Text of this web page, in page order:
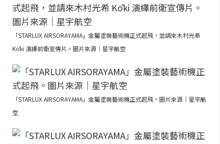
「STARLUX AIRSORAYAMA」金屬塗裝藝術機正式起飛，並請來木村光希
Kōki 演繹前衛宣傳片。圖片來源｜星宇航空
「STARLUX AIRSORAYAMA」金屬塗裝藝術機正式起飛。圖片來源｜星宇航
空